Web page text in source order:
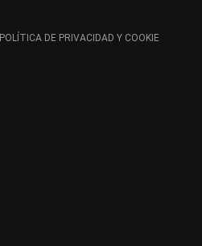
POLÍTICA DE PRIVACIDAD Y COOKIE